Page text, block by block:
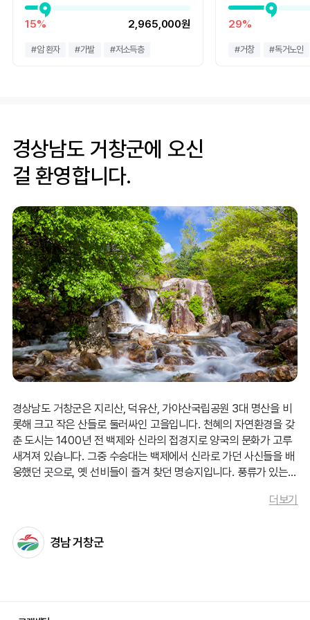
고향사랑기부로 암 환자에게 일상의 존엄과 희망을 지켜주세
모금중 <저소득 암 환자 가발 구입비 지원사업> 기부
금 사용처
1. 가발 구입비 지원: 2천만 원
▶ 암 환자 가발 이야기, 더 보러가기
(보도자료) "일상유지 위한 생존 문제" 외모 관리 워크숍에 모인 암
환자들
(보도자료) “암 환자 경제 문제, 이제 ‘의료 문제’로 다뤄야 할 때”
[건강한겨레]
15% 2,965,000원
#암 환자 #가발 #저소득층
29%
#거창 #독거노인
경상남도 거창군에 오신
걸 환영합니다.
경상남도 거창군은 지리산, 덕유산, 가야산국립공원 3대 명산을 비
롯해 크고 작은 산들로 둘러싸인 고을입니다. 천혜의 자연환경을 갖
춘 도시는 1400년 전 백제와 신라의 접경지로 양국의 문화가 고루
새겨져 있습니다. 그중 수승대는 백제에서 신라로 가던 사신들을 배
웅했던 곳으로, 옛 선비들이 즐겨 찾던 명승지입니다. 풍류가 있는
있는 추어탕 거리에 가는 것도 좋습니다. 거창식 추어탕은 너른 평야
품입니다. 덤으로 사과, 오미자, 딸기, 애우, 애도니를 총칭하는 거창
5홍까지 맛본다면 산과 물이 하나 되어 흐르는 거창군을 마음껏 맛
더보기
경남 거창군